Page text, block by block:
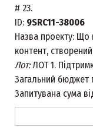
# 23.
ID: 9SRC11-38006
Назва проекту: Що
контент,
Лот:ЛОТ 1.
Загальний бюджет
Запитувана сума